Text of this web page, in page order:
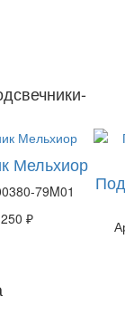
Мельхиор
79M01
₽